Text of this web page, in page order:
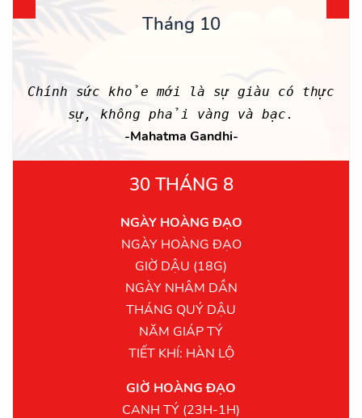
Tháng 10
Chính sức khỏe mới là sự giàu có thực
sự, không phải vàng và bạc.
-Mahatma Gandhi-
30 THÁNG 8
NGÀY HOÀNG ĐẠO
NGÀY HOÀNG ĐẠO
GIỜ DẬU (18G)
NGÀY NHÂM DẦN
THÁNG QUÝ DẬU
NĂM GIÁP TÝ
TIẾT KHÍ: HÀN LỘ
GIỜ HOÀNG ĐẠO
CANH TÝ (23H-1H)